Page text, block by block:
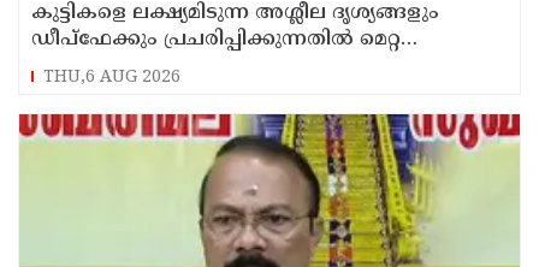
കുട്ടികളെ ലക്ഷ്യമിടുന്ന അശ്ലീല ദൃശ്യങ്ങളും
ഡീപ്ഫേക്കും പ്രചരിപ്പിക്കുന്നതില്‍ മെറ്റ
കേന്ദ്രത്തോട് മാപ്പ് പറഞ്ഞു
THU,6 AUG 2026